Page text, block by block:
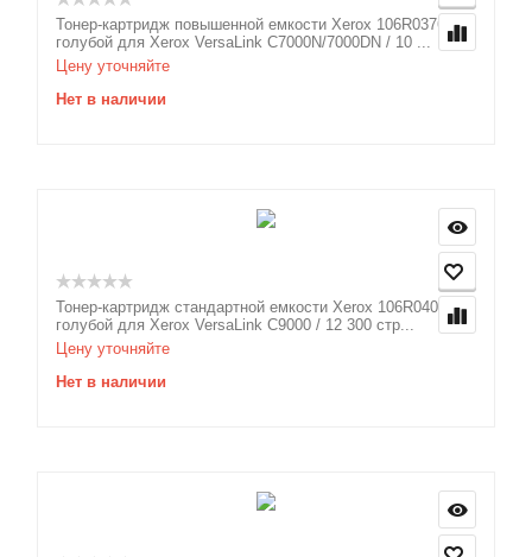
Тонер-картридж повышенной емкости Xerox 106R03768
голубой для Xerox VersaLink C7000N/7000DN / 10 ...
Цену уточняйте
Нет в наличии
Тонер-картридж стандартной емкости Xerox 106R04070
голубой для Xerox VersaLink C9000 / 12 300 стр...
Цену уточняйте
Нет в наличии